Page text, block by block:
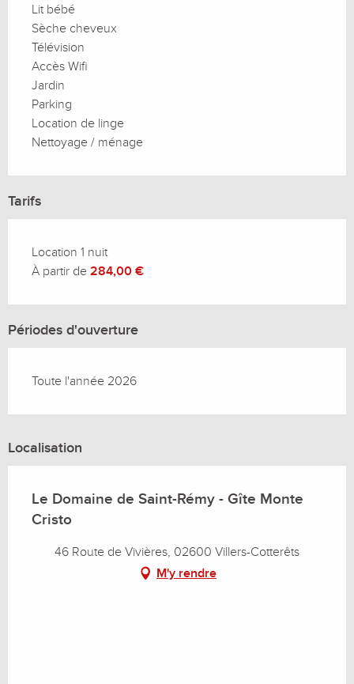
Lit bébé
Sèche cheveux
Télévision
Accès Wifi
Jardin
Parking
Location de linge
Nettoyage / ménage
Tarifs
Location 1 nuit
À partir de 284,00 €
Périodes d'ouverture
Toute l'année 2026
Localisation
Le Domaine de Saint-Rémy - Gîte Monte
Cristo
46 Route de Vivières, 02600 Villers-Cotterêts
M'y rendre